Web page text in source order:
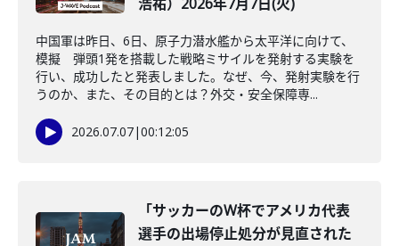
中国軍は昨日、6日、原子力潜水艦から太平洋に向けて、
模擬 弾頭1発を搭載した戦略ミサイルを発射する実験を
行い、成功したと発表しました。なぜ、今、発射実験を行
うのか、また、その目的とは？外交・安全保障専...
2026.07.07|00:12:05
「サッカーのW杯でアメリカ代表
選手の出場停止処分が見直された